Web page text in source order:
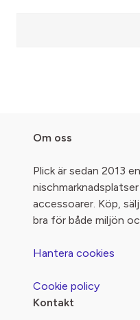
Om oss
Plick är sedan 2013
accessoarer. Köp,
bra för både miljön
Hantera cookies
Cookie policy
Kontakt